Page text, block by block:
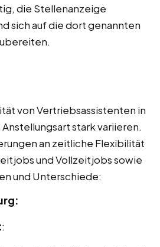
die Stellenanzeige
sich auf die dort genannten
von Vertriebsassistenten in
stark variieren.
an zeitliche Flexibilität
und Vollzeitjobs sowie
und Unterschiede:
: